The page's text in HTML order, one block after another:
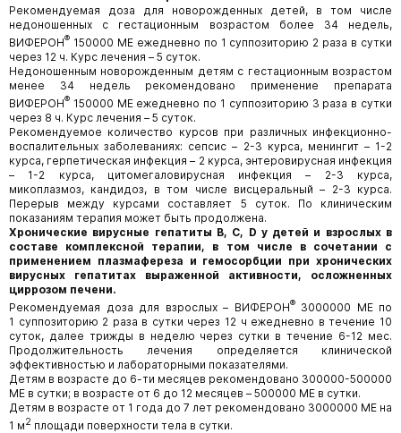
Рекомендуемая доза для новорожденных детей, в том числе
недоношенных с гестационным возрастом более 34 недель,
ВИФЕРОН® 150000 МЕ ежедневно по 1 суппозиторию 2 раза в сутки
через 12 ч. Курс лечения – 5 суток.
Недоношенным новорожденным детям с гестационным возрастом
менее 34 недель рекомендовано применение препарата
ВИФЕРОН® 150000 МЕ ежедневно по 1 суппозиторию 3 раза в сутки
через 8 ч. Курс лечения – 5 суток.
Рекомендуемое количество курсов при различных инфекционно-
воспалительных заболеваниях: сепсис – 2-3 курса, менингит – 1-2
курса, герпетическая инфекция – 2 курса, энтеровирусная инфекция
– 1-2 курса, цитомегаловирусная инфекция – 2-3 курса,
микоплазмоз, кандидоз, в том числе висцеральный – 2-3 курса.
Перерыв между курсами составляет 5 суток. По клиническим
показаниям терапия может быть продолжена.
Хронические вирусные гепатиты В, С, D у детей и взрослых в
составе комплексной терапии, в том числе в сочетании с
применением плазмафереза и гемосорбции при хронических
вирусных гепатитах выраженной активности, осложненных
циррозом печени.
Рекомендуемая доза для взрослых – ВИФЕРОН®3000000 МЕ по
1 суппозиторию 2 раза в сутки через 12 ч ежедневно в течение 10
суток, далее трижды в неделю через сутки в течение 6-12 мес.
Продолжительность лечения определяется клинической
эффективностью и лабораторными показателями.
Детям в возрасте до 6-ти месяцев рекомендовано 300000-500000
МЕ в сутки; в возрасте от 6 до 12 месяцев – 500000 МЕ в сутки.
Детям в возрасте от 1 года до 7 лет рекомендовано 3000000 МЕ на
1 м2 площади поверхности тела в сутки.